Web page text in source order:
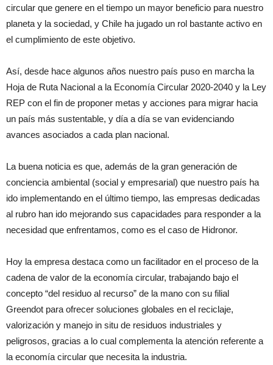
circular que genere en el tiempo un mayor beneficio para nuestro
planeta y la sociedad, y Chile ha jugado un rol bastante activo en
el cumplimiento de este objetivo.
Así, desde hace algunos años nuestro país puso en marcha la
Hoja de Ruta Nacional a la Economía Circular 2020-2040 y la Ley
REP con el fin de proponer metas y acciones para migrar hacia
un país más sustentable, y día a día se van evidenciando
avances asociados a cada plan nacional.
La buena noticia es que, además de la gran generación de
conciencia ambiental (social y empresarial) que nuestro país ha
ido implementando en el último tiempo, las empresas dedicadas
al rubro han ido mejorando sus capacidades para responder a la
necesidad que enfrentamos, como es el caso de Hidronor.
Hoy la empresa destaca como un facilitador en el proceso de la
cadena de valor de la economía circular, trabajando bajo el
concepto “del residuo al recurso” de la mano con su filial
Greendot para ofrecer soluciones globales en el reciclaje,
valorización y manejo in situ de residuos industriales y
peligrosos, gracias a lo cual complementa la atención referente a
la economía circular que necesita la industria.